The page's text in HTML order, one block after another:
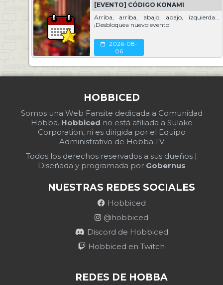
[EVENTO] CÓDIGO KONAMI
Arriba, arriba, abajo, abajo, izquierda...
¡Desbloquea nuevo evento!
2026-08-
06
HOBBICED
Somos una Web Fansite dedicada a Comunidad
Hobba. Hobbiced no está afiliada a Sulake
Corporation, ni es dirigida por el Equipo
Administrativo de Hobba.TV
Todos los derechos reservados a sus dueños |
Diseñada y programada por Gobernus
NUESTRAS REDES SOCIALES
Hobbiced
@hobbiced
Discord de Hobbiced
Hobbiced en Twitch
REDES DE HOBBA